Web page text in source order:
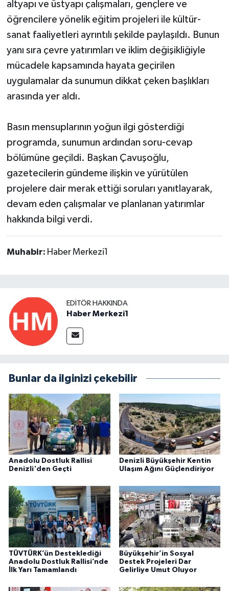
altyapı ve üstyapı çalışmaları, gençlere ve
öğrencilere yönelik eğitim projeleri ile kültür-
sanat faaliyetleri ayrıntılı şekilde paylaşıldı. Bunun
yanı sıra çevre yatırımları ve iklim değişikliğiyle
mücadele kapsamında hayata geçirilen
uygulamalar da sunumun dikkat çeken başlıkları
arasında yer aldı.
Basın mensuplarının yoğun ilgi gösterdiği
programda, sunumun ardından soru-cevap
bölümüne geçildi. Başkan Çavuşoğlu,
gazetecilerin gündeme ilişkin ve yürütülen
projelere dair merak ettiği soruları yanıtlayarak,
devam eden çalışmalar ve planlanan yatırımlar
hakkında bilgi verdi.
Muhabir: Haber Merkezi1
EDITÖR HAKKINDA
Haber Merkezi1
Bunlar da ilginizi çekebilir
Anadolu Dostluk Rallisi
Denizli'den Geçti
Denizli Büyükşehir Kentin
Ulaşım Ağını Güçlendiriyor
TÜVTÜRK’ün Desteklediği
Anadolu Dostluk Rallisi’nde
İlk Yarı Tamamlandı
Büyükşehir’in Sosyal
Destek Projeleri Dar
Gelirliye Umut Oluyor